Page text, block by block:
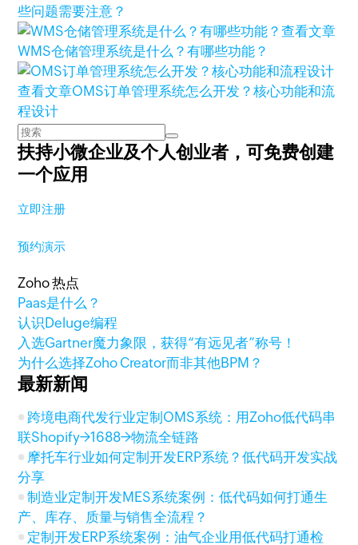
些问题需要注意？
查看文章
WMS仓储管理系统是什么？有哪些功能？
查看文章OMS订单管理系统怎么开发？核心功能和流
程设计
扶持小微企业及个人创业者，可免费创建
一个应用
立即注册
预约演示
Zoho 热点
Paas是什么？
认识Deluge编程
入选Gartner魔力象限，获得“有远见者”称号！
为什么选择Zoho Creator而非其他BPM？
最新新闻
跨境电商代发行业定制OMS系统：用Zoho低代码串
联Shopify→1688→物流全链路
摩托车行业如何定制开发ERP系统？低代码开发实战
分享
制造业定制开发MES系统案例：低代码如何打通生
产、库存、质量与销售全流程？
定制开发ERP系统案例：油气企业用低代码打通检